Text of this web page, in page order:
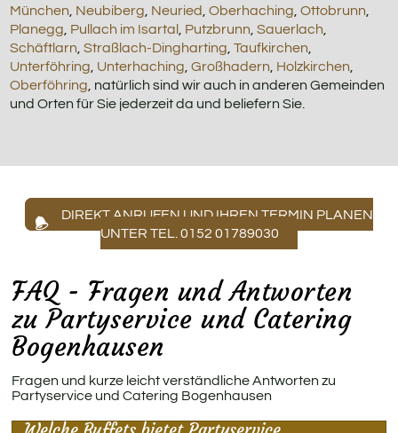
München Neubiberg Neuried ,Oberhaching ,Ottobrunn
Planegg Pullach im Isartal Putzbrunn ,Sauerlach
Schäftlarn ,Straßlach-Dingharting ,Taufkirchen
Unterföhring Unterhaching ,Großhadern Holzkirchen
Oberföhring , natürlich sind wir auch in anderen Gemeinden
und Orten für Sie jederzeit da und beliefern Sie.
DIREKT ANRUFEN UND IHREN TERMIN PLANEN
UNTER TEL. 0152 01789030
FAQ - Fragen und Antworten
zu Partyservice und Catering
Bogenhausen
Fragen und kurze leicht verständliche Antworten zu
Partyservice und Catering Bogenhausen